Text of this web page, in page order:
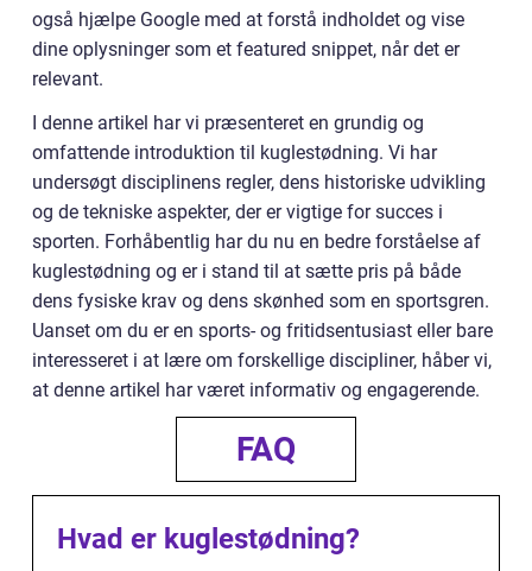
også hjælpe Google med at forstå indholdet og vise
dine oplysninger som et featured snippet, når det er
relevant.
I denne artikel har vi præsenteret en grundig og
omfattende introduktion til kuglestødning. Vi har
undersøgt disciplinens regler, dens historiske udvikling
og de tekniske aspekter, der er vigtige for succes i
sporten. Forhåbentlig har du nu en bedre forståelse af
kuglestødning og er i stand til at sætte pris på både
dens fysiske krav og dens skønhed som en sportsgren.
Uanset om du er en sports- og fritidsentusiast eller bare
interesseret i at lære om forskellige discipliner, håber vi,
at denne artikel har været informativ og engagerende.
FAQ
Hvad er kuglestødning?